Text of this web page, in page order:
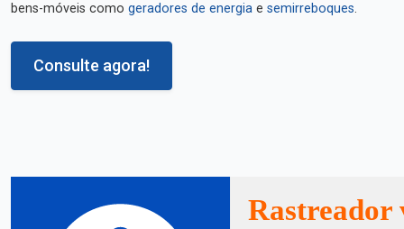
bens-móveis como geradores de energia e semirreboques.
Consulte agora!
Rastreador